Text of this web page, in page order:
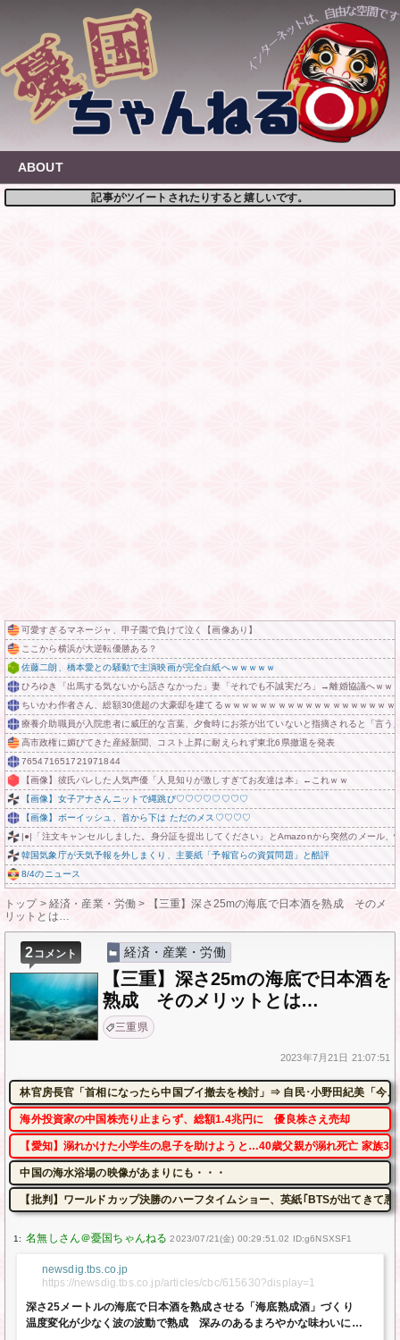
content
ABOUT
記事がツイートされたりすると嬉しいです。
可愛すぎるマネージャ、甲子園で負けて泣く【画像あり】
ここから横浜が大逆転優勝ある？
佐藤二朗、橋本愛との騒動で主演映画が完全白紙へｗｗｗｗｗ
ひろゆき「出馬する気ないから話さなかった」妻「それでも不誠実だろ」→離婚協議へｗｗ
ちいかわ作者さん、総額30億超の大豪邸を建てるｗｗｗｗｗｗｗｗｗｗｗｗｗｗｗｗｗｗｗ
療養介助職員が入院患者に威圧的な言葉、夕食時にお茶が出ていないと指摘されると「言う
高市政権に媚びてきた産経新聞、コスト上昇に耐えられず東北6県撤退を発表
765471651721971844
【画像】彼氏バレした人気声優「人見知りが激しすぎてお友達は本」←これｗｗ
【画像】女子アナさんニットで縄跳び♡♡♡♡♡♡♡♡
【画像】ボーイッシュ、首から下は ただのメス♡♡♡♡
|●|「注文キャンセルしました。身分証を提出してください」とAmazonから突然のメール
韓国気象庁が天気予報を外しまくり、主要紙「予報官らの資質問題」と酷評
8/4のニュース
トップ> 経済・産業・労働 >
【三重】深さ25mの海底で日本酒を熟成 そのメ
リットとは…
2コメント 経済・産業・労働
【三重】深さ25mの海底で日本酒を
熟成 そのメリットとは…
三重県
2023年7月21日 21:07:51
林官房長官「首相になったら中国ブイ撤去を検討」⇒ 自民･小野田紀美「今
海外投資家の中国株売り止まらず、総額1.4兆円に 優良株さえ売却
【愛知】溺れかけた小学生の息子を助けようと…40歳父親が溺れ死亡 家族
中国の海水浴場の映像があまりにも・・・
【批判】ワールドカップ決勝のハーフタイムショー、英紙｢BTSが出てきて悪
1: 2023/07/21(金) 00:29:51.02 ID:g6NSXSF1
newsdig.tbs.co.jp
https://newsdig.tbs.co.jp/articles/cbc/615630?display=1
深さ25メートルの海底で日本酒を熟成させる「海底熟成酒」づくり
温度変化が少なく波の波動で熟成 深みのあるまろやかな味わいに 三